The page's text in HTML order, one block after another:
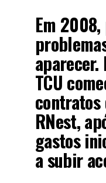
Em
aparecer.
TCU
contratos
RNest,
gastos
a subir